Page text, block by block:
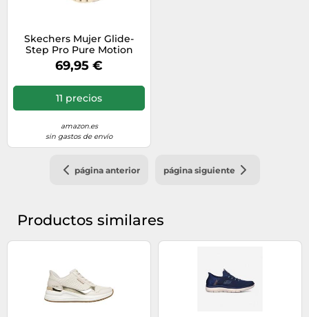
Skechers Mujer Glide-
Step Pro Pure Motion
Slip-In ENTRENADOR,
Rose Mesh/Pink Trim, 38
EU
69,95 €
11 precios
amazon.es
sin gastos de envío
página anterior página siguiente
Productos similares